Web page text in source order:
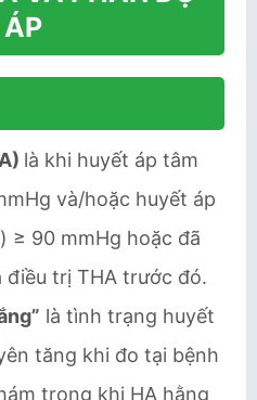
là khi huyết áp tâm
và/hoặc huyết áp
≥ 90 mmHg hoặc đã
điều trị THA trước đó.
là tình trạng huyết
tăng khi đo tại bệnh
trong khi HA hằng